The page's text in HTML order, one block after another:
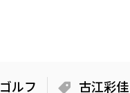
ゴルフ 古江彩佳